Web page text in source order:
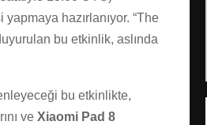
hazırlanıyor. “The
bu etkinlik, aslında
bu etkinlikte,
ve Xiaomi Pad 8